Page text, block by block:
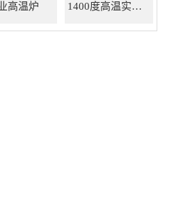
高温炉 1400度高温实验炉